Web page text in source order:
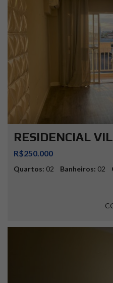
RESIDENCIAL
R$250.000
Quartos: 02 Banheiros: 02